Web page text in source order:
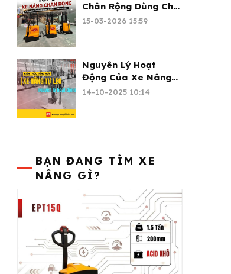
Chân Rộng Dùng Cho
Pallet 2 Mặt - Pallet
15-03-2026 15:59
Nguyên Lý Hoạt
Động Của Xe Nâng
Tự Leo
14-10-2025 10:14
BẠN ĐANG TÌM XE
NÂNG GÌ?